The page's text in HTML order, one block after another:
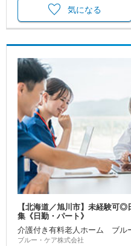
気になる
【北海道／旭川市】未経験可
集《日勤・パート》
介護付き有料老人ホーム ブル
ブルー・ケア株式会社